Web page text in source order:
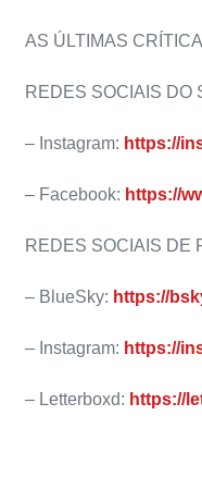
AS ÚLTIMAS
REDES SOCIAIS DO
– Instagram: https://
– Facebook: https://
REDES SOCIAIS DE
– BlueSky: https://
– Instagram: https://
– Letterboxd: https://